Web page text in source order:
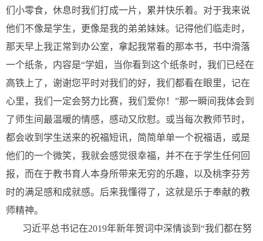
们小零食，休息时我们打成一片，累并快乐着。对于我来说
他们不像是学生，更像是我的弟弟妹妹。记得他们临走时，
那天早上我正常到办公室，拿起我常看的那本书，书中滑落
一个纸条，内容是“学姐，当你看到这个纸条时，我们已经在
高铁上了，谢谢您平时对我们的好，我们都看在眼里，记在
心里，我们一定会努力比赛，我们爱你！”那一瞬间我体会到
了师生间最温暖的情感，感动又欣慰。或当每次教师节时，
都会收到学生送来的祝福短讯，简简单单一个祝福语，或是
他们的一个微笑，我就会感觉很幸福，并不在于学生任何回
报，而在于教书育人本身所带来无穷的乐趣，以及桃李芬芳
时的满足感和成就感。后来我懂得了，这就是乐于奉献的教
师精神。
习近平总书记在2019年新年贺词中深情谈到“我们都在努